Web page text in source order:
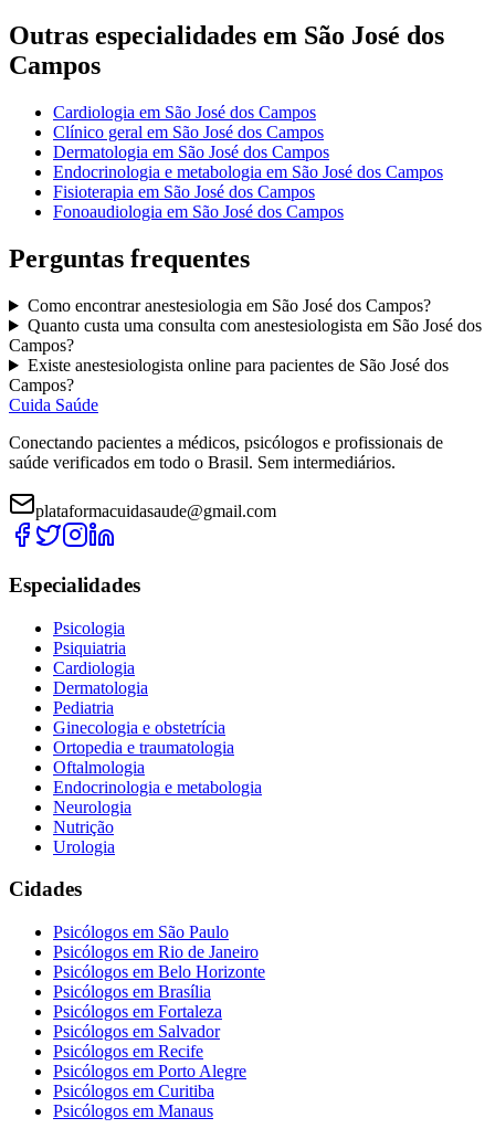
Outras especialidades em São José dos
Campos
Cardiologia em São José dos Campos
Clínico geral em São José dos Campos
Dermatologia em São José dos Campos
Endocrinologia e metabologia em São José dos Campos
Fisioterapia em São José dos Campos
Fonoaudiologia em São José dos Campos
Perguntas frequentes
Como encontraranestesiologia em São José dos Campos?
Quanto custa uma consulta com anestesiologista em São José dos
Campos?
Existe anestesiologista online para pacientes de São José dos
Campos?
Cuida Saúde
Conectando pacientes a médicos, psicólogos e profissionais de
saúde verificados em todo o Brasil. Sem intermediários.
plataformacuidasaude@gmail.com
Especialidades
Psicologia
Psiquiatria
Cardiologia
Dermatologia
Pediatria
Ginecologia e obstetrícia
Ortopedia e traumatologia
Oftalmologia
Endocrinologia e metabologia
Neurologia
Nutrição
Urologia
Cidades
Psicólogos em São Paulo
Psicólogos em Rio de Janeiro
Psicólogos em Belo Horizonte
Psicólogos em Brasília
Psicólogos em Fortaleza
Psicólogos em Salvador
Psicólogos em Recife
Psicólogos em Porto Alegre
Psicólogos em Curitiba
Psicólogos em Manaus